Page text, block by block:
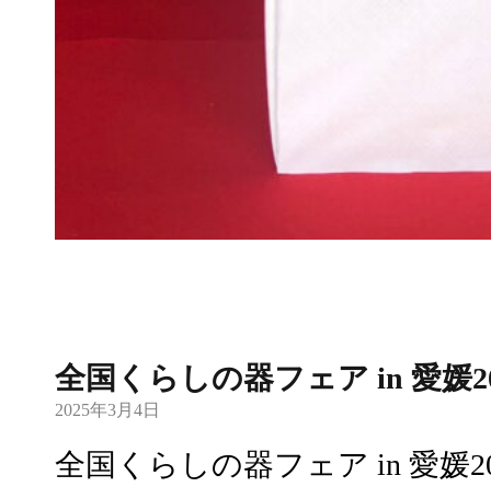
全国くらしの器フェア in 愛媛
2025年3月4日
全国くらしの器フェア in 愛媛